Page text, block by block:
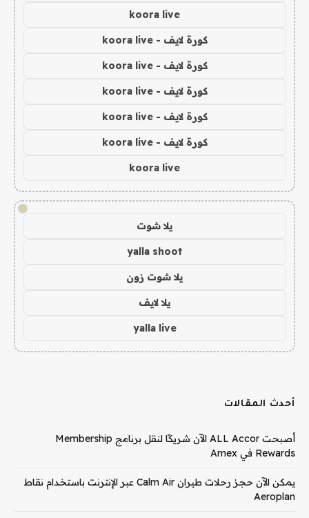
koora live
كورة لايف - koora live
كورة لايف - koora live
كورة لايف - koora live
كورة لايف - koora live
كورة لايف - koora live
koora live
!
يلا شوت
yalla shoot
يلا شوت زون
يلا لايف
yalla live
أحدث المقالات
أصبحت ALL Accor الآن شريكًا لنقل برنامج Membership
Rewards في Amex
يمكن الآن حجز رحلات طيران Calm Air عبر الإنترنت باستخدام نقاط
Aeroplan